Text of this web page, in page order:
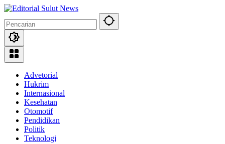
Langsung
konten
Advetorial
Hukrim
Internasional
Kesehatan
Otomotif
Pendidikan
Politik
Teknologi